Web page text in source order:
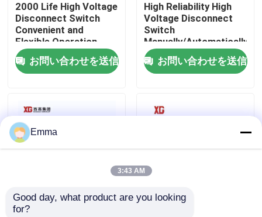
品質管理
私達に連絡しなさい
空力荷重の壊れ目スイッチ
SF6負荷壊れ目スイッチ
電力配分の開閉装置
2000 Life High Voltage
Disconnect Switch
Convenient and
Flexible Operation
お問い合わせを送信
High Reliability High
Voltage Disconnect
Switch
Manually/Automatically
Operated 3 Units for 1
Set EXW Trade Terms
お問い合わせを送信
High Voltage
Emma
3:43 AM
Good day, what product are you looking
for?